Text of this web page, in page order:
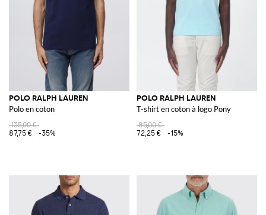
POLO RALPH LAUREN
Polo en coton
135,00 €
87,75 €
-35%
POLO RALPH LAUREN
T-shirt en coton à logo Pony
85,00 €
72,25 €
-15%